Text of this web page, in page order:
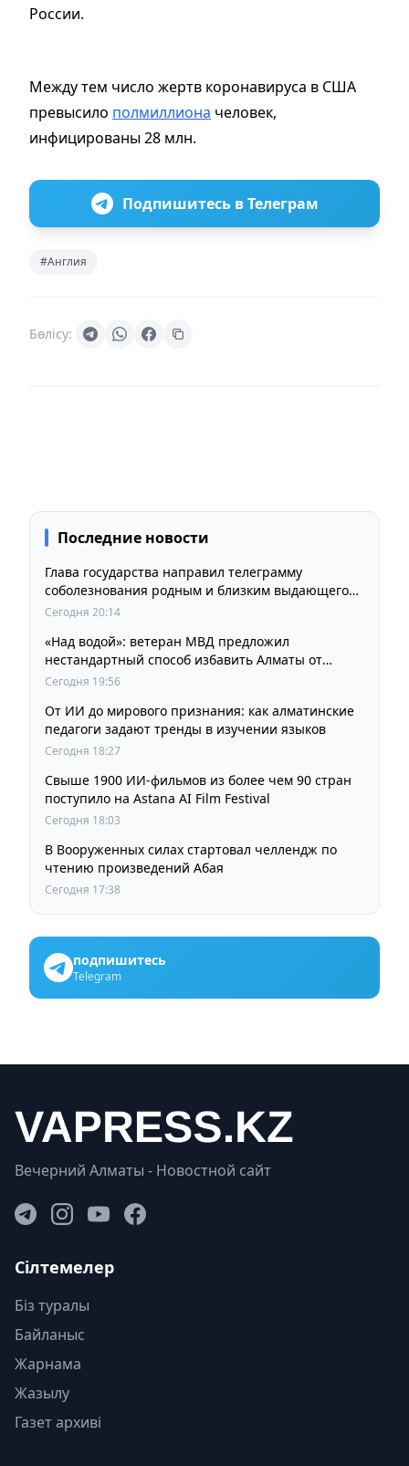
России.
Между тем число жертв коронавируса в США
превысило полмиллиона человек,
инфицированы 28 млн.
Подпишитесь в Телеграм
#Англия
Бөлісу:
Последние новости
Глава государства направил телеграмму
соболезнования родным и близким выдающегося
кинорежиссера Ардака Амиркулова
Сегодня 20:14
«Над водой»: ветеран МВД предложил
нестандартный способ избавить Алматы от
пробок и смога
Сегодня 19:56
От ИИ до мирового признания: как алматинские
педагоги задают тренды в изучении языков
Сегодня 18:27
Свыше 1900 ИИ-фильмов из более чем 90 стран
поступило на Astana AI Film Festival
Сегодня 18:03
В Вооруженных силах стартовал челлендж по
чтению произведений Абая
Сегодня 17:38
подпишитесь
Telegram
Вечерний Алматы - Новостной сайт
Сілтемелер
Біз туралы
Байланыс
Жарнама
Жазылу
Газет архиві